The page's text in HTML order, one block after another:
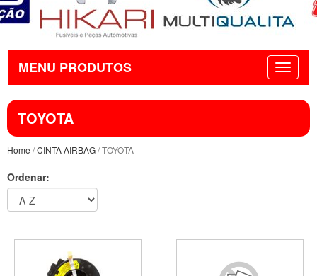
MENU PRODUTOS
TOYOTA
Home /CINTA AIRBAG/ TOYOTA
Ordenar: